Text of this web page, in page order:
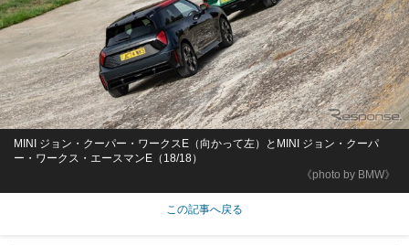
《photo by BMW》
MINI ジョン・クーパー・ワークスE（向かって左）とMINI ジョン・クーパ
ー・ワークス・エースマンE（18/18）
この記事へ戻る